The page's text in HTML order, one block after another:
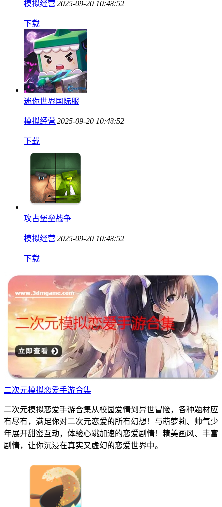
模拟经营|2025-09-20 10:48:52
下载
迷你世界国际服
模拟经营|2025-09-20 10:48:52
下载
攻占堡垒战争
模拟经营|2025-09-20 10:48:52
下载
二次元模拟恋爱手游合集
二次元模拟恋爱手游合集从校园爱情到异世冒险，各种题材应
有尽有，满足你对二次元恋爱的所有幻想！与萌萝莉、帅气少
年展开甜蜜互动，体验心跳加速的恋爱剧情！精美画风、丰富
剧情，让你沉浸在真实又虚幻的恋爱世界中。